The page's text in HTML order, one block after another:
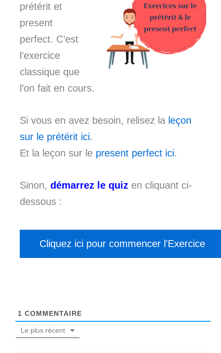
prétérit et
present
perfect. C’est
l’exercice
classique que
l’on fait en cours.
Si vous en avez besoin, relisez la leçon
sur le prétérit ici.
Et la leçon sur le present perfect ici.
Sinon, démarrez le quiz en cliquant ci-
dessous :
1 COMMENTAIRE
Le plus récent